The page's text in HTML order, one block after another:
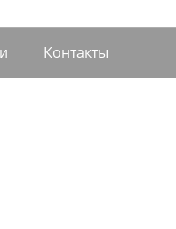
Контакты